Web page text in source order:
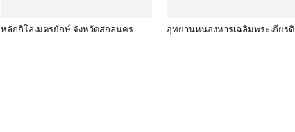
หลักกิโลเมตรยักษ์ จังหวัดสกลนคร อุทยานหนองหารเฉลิมพระเกียรติ